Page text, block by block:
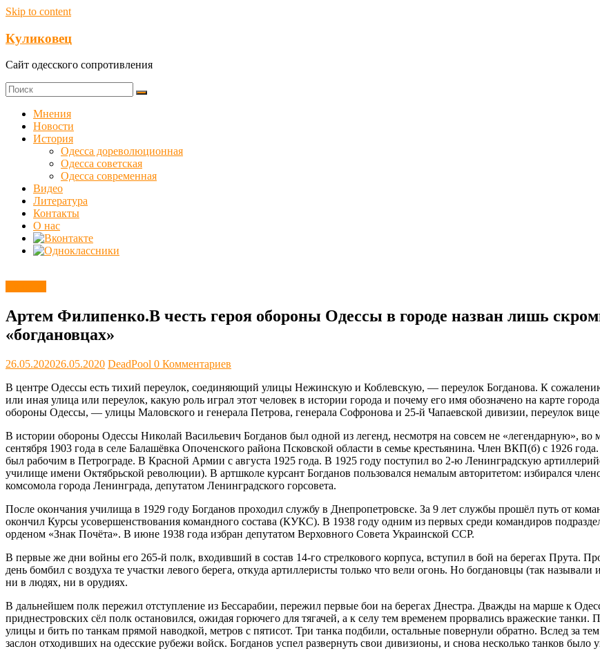
Skip to content
Куликовец
Сайт одесского сопротивления
Мнения
Новости
История
Одесса дореволюционная
Одесса советская
Одесса современная
Видео
Литература
Контакты
О нас
Артем Филипенко.В честь героя обороны Одессы в городе назван лишь
«богдановцах»
26.05.202026.05.2020 DeadPool 0 Комментариев
В центре Одессы есть тихий переулок, соединяющий улицы Нежинскую и Коблевскую, — переулок Богданова. К
или иная улица или переулок, какую роль играл этот человек в истории города и почему его имя обозначено на карте
обороны Одессы, — улицы Маловского и генерала Петрова, генерала Софронова и 25-й Чапаевской дивизии, переулок
В истории обороны Одессы Николай Васильевич Богданов был одной из легенд, несмотря на совсем не «легендарную»,
сентября 1903 года в селе Балашёвка Опоченского района Псковской области в семье крестьянина. Член ВКП(б) с 1926
был рабочим в Петрограде. В Красной Армии с августа 1925 года. В 1925 году поступил во 2-ю Ленинградскую
училище имени Октябрьской революции). В артшколе курсант Богданов пользовался немалым авторитетом: избирался
комсомола города Ленинграда, депутатом Ленинградского горсовета.
После окончания училища в 1929 году Богданов проходил службу в Днепропетровске. За 9 лет службы прошёл путь от
окончил Курсы усовершенствования командного состава (КУКС). В 1938 году одним из первых среди командиров
орденом «Знак Почёта». В июне 1938 года избран депутатом Верховного Совета Украинской ССР.
В первые же дни войны его 265-й полк, входивший в состав 14-го стрелкового корпуса, вступил в бой на берегах Прута.
день бомбил с воздуха те участки левого берега, откуда артиллеристы только что вели огонь. Но богдановцы (так
ни в людях, ни в орудиях.
В дальнейшем полк пережил отступление из Бессарабии, пережил первые бои на берегах Днестра. Дважды на марше к
приднестровских сёл полк остановился, ожидая горючего для тягачей, а к селу тем временем прорвались вражеские
улицы и бить по танкам прямой наводкой, метров с пятисот. Три танка подбили, остальные повернули обратно. Вслед
заслон отходивших на одесские рубежи войск. Богданов успел развернуть свои дивизионы, и снова несколько танков